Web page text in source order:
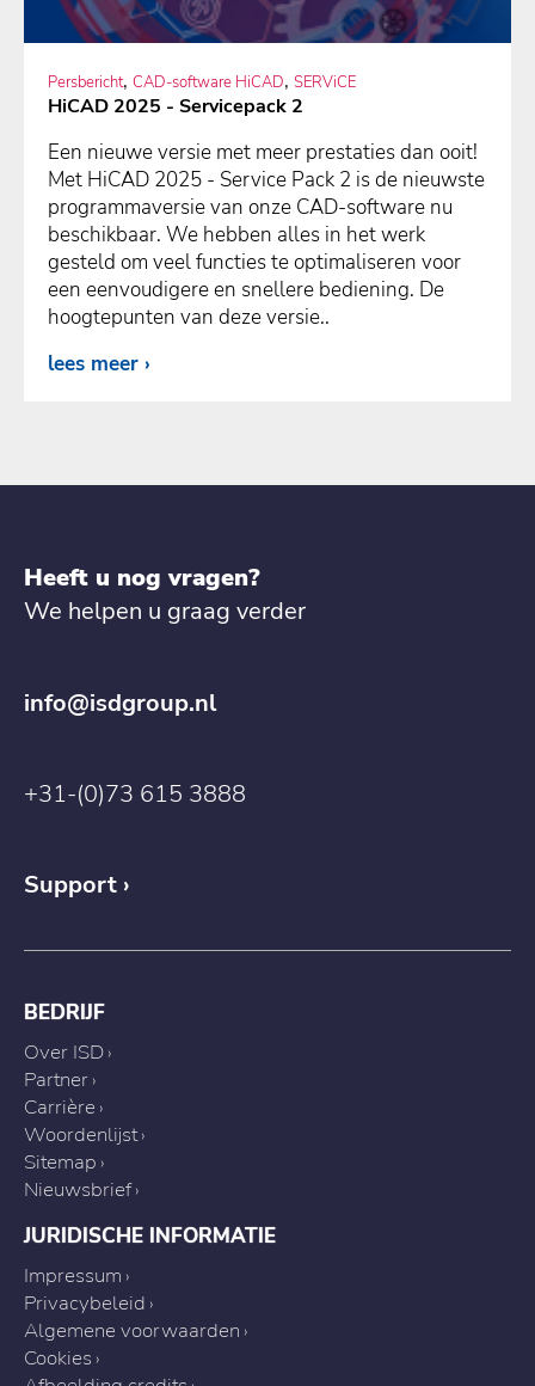
Persbericht, CAD-software HiCAD, SERViCE
HiCAD 2025 - Servicepack 2
Een nieuwe versie met meer prestaties dan ooit!
Met HiCAD 2025 - Service Pack 2 is de nieuwste
programmaversie van onze CAD-software nu
beschikbaar. We hebben alles in het werk
gesteld om veel functies te optimaliseren voor
een eenvoudigere en snellere bediening. De
hoogtepunten van deze versie..
lees meer
Heeft u nog vragen?
We helpen u graag verder
info@isdgroup.nl
+31-(0)73 615 3888
Support
BEDRIJF
Over ISD
Partner
Carrière
Woordenlijst
Sitemap
Nieuwsbrief
JURIDISCHE INFORMATIE
Impressum
Privacybeleid
Algemene voorwaarden
Cookies